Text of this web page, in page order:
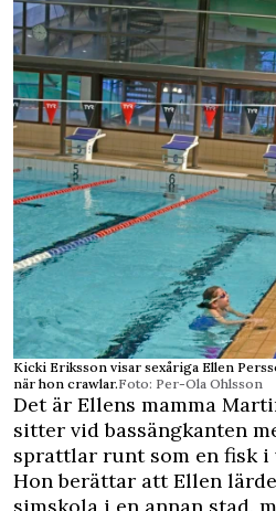
Kicki Eriksson visar sexåriga Ellen
när hon crawlar.Foto: Per-Ola Ohlsson
Det är Ellens mamma
sitter vid bassängkanten
sprattlar runt som en fisk i
Hon berättar att Ellen
simskola i en annan stad,